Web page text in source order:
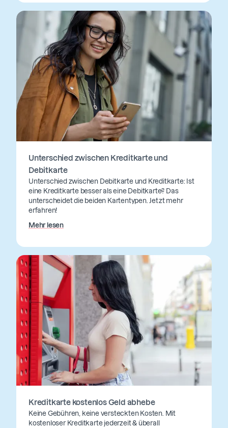
Unterschied zwischen Kreditkarte und
Debitkarte
Unterschied zwischen Debitkarte und Kreditkarte: Ist
eine Kreditkarte besser als eine Debitkarte? Das
unterscheidet die beiden Kartentypen. Jetzt mehr
erfahren!
Mehr lesen
Kreditkarte kostenlos Geld abhebe
Keine Gebühren, keine versteckten Kosten. Mit
kostenloser Kreditkarte jederzeit & überall